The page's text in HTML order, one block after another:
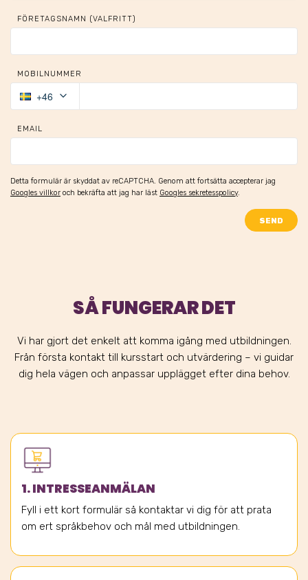
FÖRETAGSNAMN (VALFRITT)
MOBILNUMMER
+46 keyboard_arrow_down
EMAIL
Detta formulär är skyddat av reCAPTCHA. Genom att fortsätta accepterar jag
Googles villkor och bekräfta att jag har läst Googles sekretesspolicy.
SEND
SÅ FUNGERAR DET
Vi har gjort det enkelt att komma igång med utbildningen.
Från första kontakt till kursstart och utvärdering – vi guidar
dig hela vägen och anpassar upplägget efter dina behov.
1. INTRESSEANMÄLAN
Fyll i ett kort formulär så kontaktar vi dig för att prata
om ert språkbehov och mål med utbildningen.